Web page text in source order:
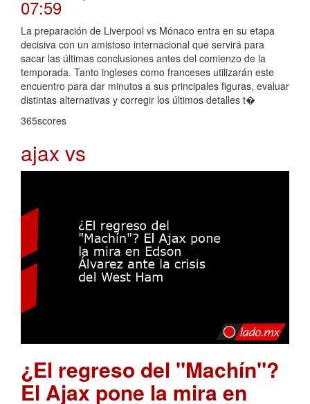
07:59
La preparación de Liverpool vs Mónaco entra en su etapa
decisiva con un amistoso internacional que servirá para
sacar las últimas conclusiones antes del comienzo de la
temporada. Tanto ingleses como franceses utilizarán este
encuentro para dar minutos a sus principales figuras, evaluar
distintas alternativas y corregir los últimos detalles t�
365scores
ajax vs
¿El regreso del "Machín"?
El Ajax pone la mira en